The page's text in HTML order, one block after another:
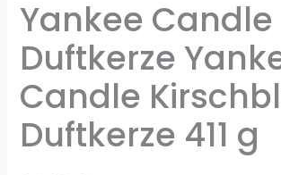
Yankee Candle
Duftkerze
Candle
Duftkerze 411 g